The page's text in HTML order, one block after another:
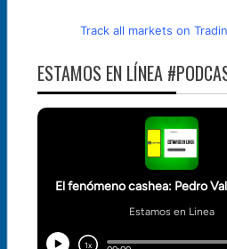
Track all markets on
ESTAMOS EN LÍNEA